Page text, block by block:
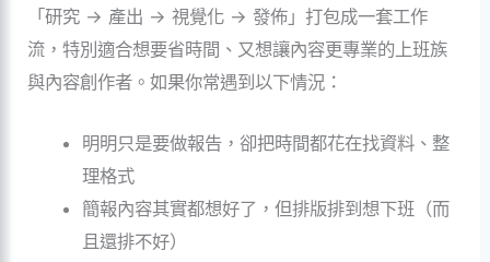
「研究 → 產出 → 視覺化 → 發佈」打包成一套工作
流，特別適合想要省時間、又想讓內容更專業的上班族
與內容創作者。如果你常遇到以下情況：
明明只是要做報告，卻把時間都花在找資料、整
理格式
簡報內容其實都想好了，但排版排到想下班（而
且還排不好）